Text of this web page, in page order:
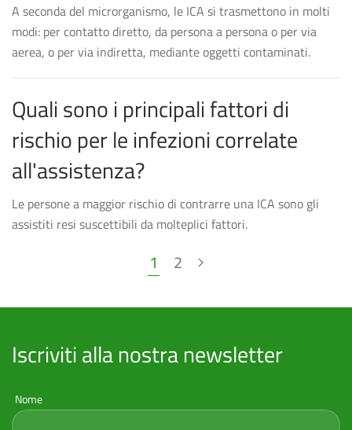
A seconda del microrganismo, le ICA si trasmettono in molti
modi: per contatto diretto, da persona a persona o per via
aerea, o per via indiretta, mediante oggetti contaminati.
Quali sono i principali fattori di
rischio per le infezioni correlate
all'assistenza?
Le persone a maggior rischio di contrarre una ICA sono gli
assistiti resi suscettibili da molteplici fattori.
1 2
Iscriviti alla nostra newsletter
Nome